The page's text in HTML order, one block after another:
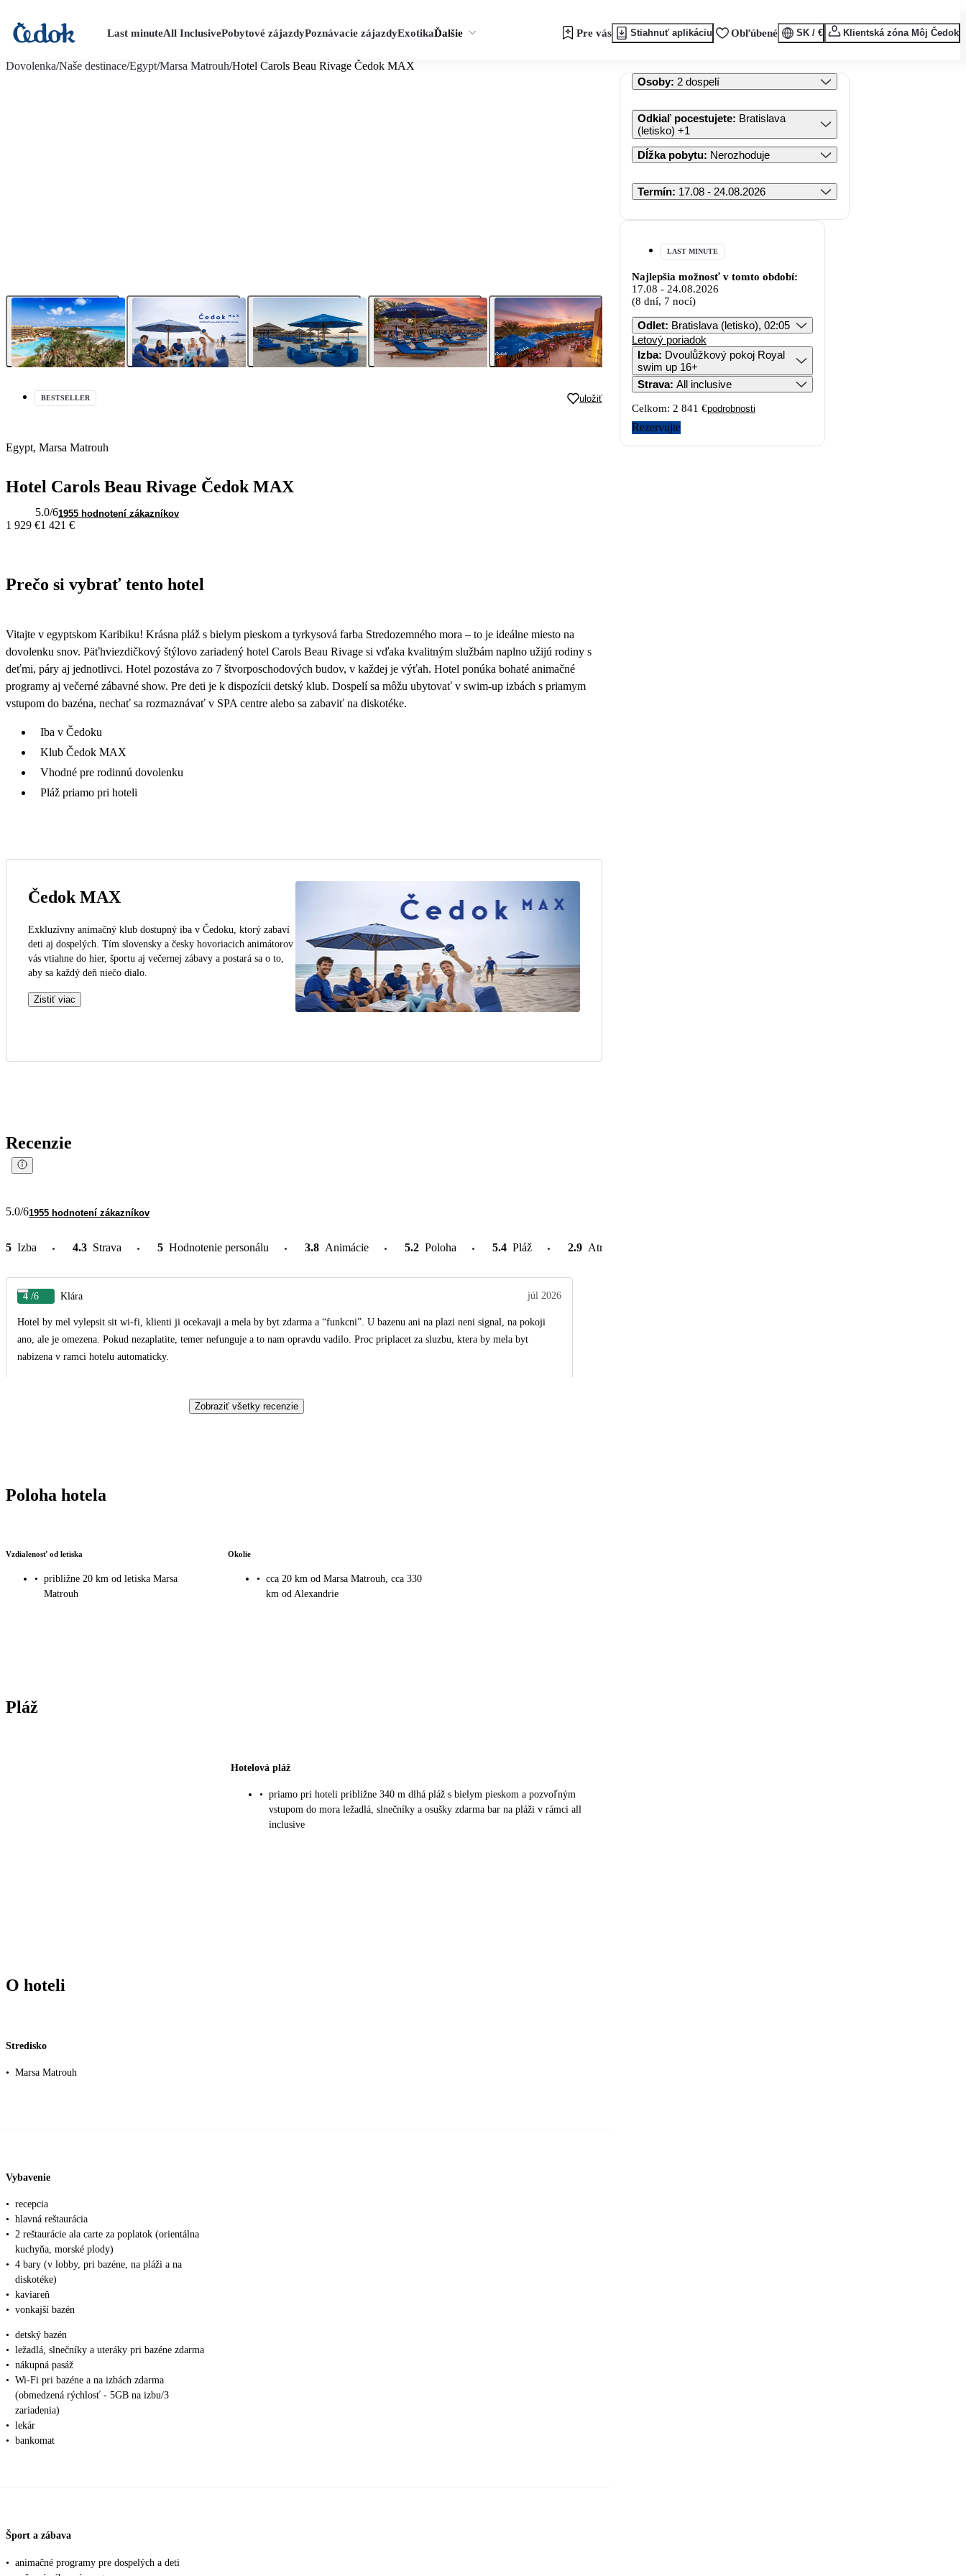
Last minuteAll InclusivePobytové zájazdyPoznávacie zájazdyExotikaĎalšie Pre vás Stiahnuť aplikáciu Obľúbené SK / € Klientská zóna Môj Čedok
Dovolenka/Naše destinace/Egypt/Marsa Matrouh/Hotel Carols Beau Rivage Čedok MAX
BESTSELLER uložiť
Egypt, Marsa Matrouh
Hotel Carols Beau Rivage Čedok MAX
5.0/61955 hodnotení zákazníkov
1 929 €1 421 €
Prečo si vybrať tento hotel
Vitajte v egyptskom Karibiku! Krásna pláž s bielym pieskom a tyrkysová farba Stredozemného mora – to je ideálne miesto na
dovolenku snov. Päťhviezdičkový štýlovo zariadený hotel Carols Beau Rivage si vďaka kvalitným službám naplno užijú rodiny s
deťmi, páry aj jednotlivci. Hotel pozostáva zo 7 štvorposchodových budov, v každej je výťah. Hotel ponúka bohaté animačné
programy aj večerné zábavné show. Pre deti je k dispozícii detský klub. Dospelí sa môžu ubytovať v swim-up izbách s priamym
vstupom do bazéna, nechať sa rozmaznávať v SPA centre alebo sa zabaviť na diskotéke.
Iba v Čedoku
Klub Čedok MAX
Vhodné pre rodinnú dovolenku
Pláž priamo pri hoteli
Čedok MAX
Exkluzívny animačný klub dostupný iba v Čedoku, ktorý zabaví
deti aj dospelých. Tím slovensky a česky hovoriacich animátorov
vás vtiahne do hier, športu aj večernej zábavy a postará sa o to,
aby sa každý deň niečo dialo.
Zistiť viac
Recenzie
5.0/61955 hodnotení zákazníkov
5 Izba 4.3 Strava 5 Hodnotenie personálu 3.8 Animácie 5.2 Poloha 5.4 Pláž 2.9 Atrakcie v okolí
4 /6 Klára júl 2026
Hotel by mel vylepsit sit wi-fi, klienti ji ocekavaji a mela by byt zdarma a “funkcni”. U bazenu ani na plazi neni signal, na pokoji
ano, ale je omezena. Pokud nezaplatite, temer nefunguje a to nam opravdu vadilo. Proc priplacet za sluzbu, ktera by mela byt
nabizena v ramci hotelu automaticky.
Zobraziť všetky recenzie
Poloha hotela
Vzdialenosť od letiska
• približne 20 km od letiska Marsa
Matrouh
Okolie
• cca 20 km od Marsa Matrouh, cca 330
km od Alexandrie
Pláž
Hotelová pláž
• priamo pri hoteli približne 340 m dlhá pláž s bielym pieskom a pozvoľným
vstupom do mora ležadlá, slnečníky a osušky zdarma bar na pláži v rámci all
inclusive
O hoteli
Stredisko
• Marsa Matrouh
Vybavenie
• recepcia
• hlavná reštaurácia
• 2 reštaurácie ala carte za poplatok (orientálna
kuchyňa, morské plody)
• 4 bary (v lobby, pri bazéne, na pláži a na
diskotéke)
• kaviareň
• vonkajší bazén
• detský bazén
• ležadlá, slnečníky a uteráky pri bazéne zdarma
• nákupná pasáž
• Wi-Fi pri bazéne a na izbách zdarma
(obmedzená rýchlosť - 5GB na izbu/3
zariadenia)
• lekár
• bankomat
Šport a zábava
• animačné programy pre dospelých a deti
Osoby: 2 dospelí
Odkiaľ pocestujete: Bratislava
(letisko) +1
Dĺžka pobytu: Nerozhoduje
Termín: 17.08 - 24.08.2026
LAST MINUTE
Najlepšia možnosť v tomto období:
17.08 - 24.08.2026
(8 dní, 7 nocí)
Odlet: Bratislava (letisko), 02:05
Letový poriadok
Izba: Dvoulůžkový pokoj Royal
swim up 16+
Strava: All inclusive
Celkom: 2 841 €podrobnosti
Rezervujte